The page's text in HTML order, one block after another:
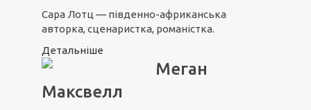
Сара Лотц — південно-африканська
авторка, сценаристка, романістка.
Детальніше
Меган
Максвелл